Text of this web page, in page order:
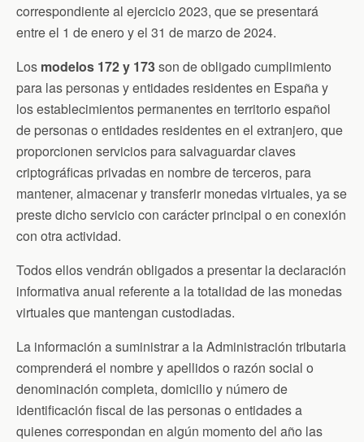
correspondiente al ejercicio 2023, que se presentará
entre el 1 de enero y el 31 de marzo de 2024.
Los modelos 172 y 173son de obligado cumplimiento
para las personas y entidades residentes en España y
los establecimientos permanentes en territorio español
de personas o entidades residentes en el extranjero, que
proporcionen servicios para salvaguardar claves
criptográficas privadas en nombre de terceros, para
mantener, almacenar y transferir monedas virtuales, ya se
preste dicho servicio con carácter principal o en conexión
con otra actividad.
Todos ellos vendrán obligados a presentar la declaración
informativa anual referente a la totalidad de las monedas
virtuales que mantengan custodiadas.
La información a suministrar a la Administración tributaria
comprenderá el nombre y apellidos o razón social o
denominación completa, domicilio y número de
identificación fiscal de las personas o entidades a
quienes correspondan en algún momento del año las